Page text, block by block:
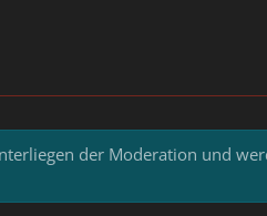
der Moderation und